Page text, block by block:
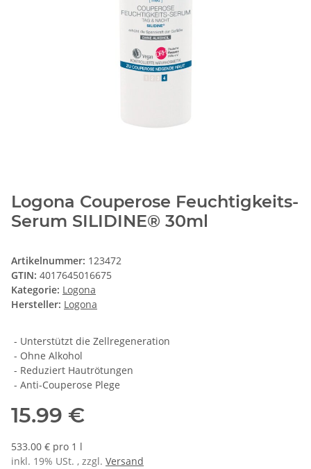
Logona Couperose Feuchtigkeits-
Serum SILIDINE® 30ml
Artikelnummer: 123472
GTIN: 4017645016675
Kategorie: Logona
Hersteller: Logona
- Unterstützt die Zellregeneration
- Ohne Alkohol
- Reduziert Hautrötungen
- Anti-Couperose Plege
15.99 €
533.00 € pro 1 l
inkl. 19% USt. , zzgl. Versand